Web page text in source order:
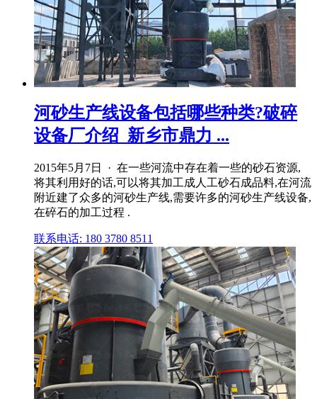
河砂生产线设备包括哪些种类?破碎
设备厂介绍_新乡市鼎力 ...
2015年5月7日 · 在一些河流中存在着一些的砂石资源,
将其利用好的话,可以将其加工成人工砂石成品料,在河流
附近建了众多的河砂生产线,需要许多的河砂生产线设备,
在碎石的加工过程 .
联系电话: 180 3780 8511